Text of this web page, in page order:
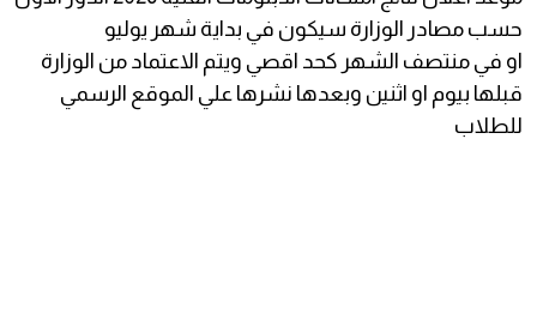
حسب مصادر الوزارة سيكون في بداية شهر يوليو
او في منتصف الشهر كحد اقصي ويتم الاعتماد من الوزارة
قبلها بيوم او اثنين وبعدها نشرها علي الموقع الرسمي
للطلاب